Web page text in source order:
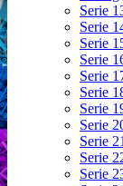
Serie
Serie
Serie
Serie
Serie
Serie
Serie
Serie
Serie 21
Serie
Serie